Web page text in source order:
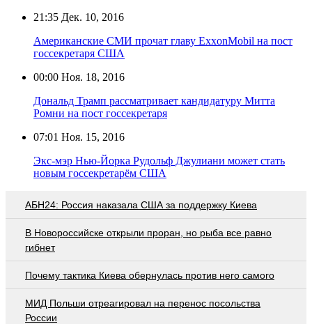
21:35 Дек. 10, 2016
Американские СМИ прочат главу ExxonMobil на пост
госсекретаря США
00:00 Ноя. 18, 2016
Дональд Трамп рассматривает кандидатуру Митта
Ромни на пост госсекретаря
07:01 Ноя. 15, 2016
Экс-мэр Нью-Йорка Рудольф Джулиани может стать
новым госсекретарём США
АБН24: Россия наказала США за поддержку Киева
В Новороссийске открыли проран, но рыба все равно
гибнет
Почему тактика Киева обернулась против него самого
МИД Польши отреагировал на перенос посольства
России